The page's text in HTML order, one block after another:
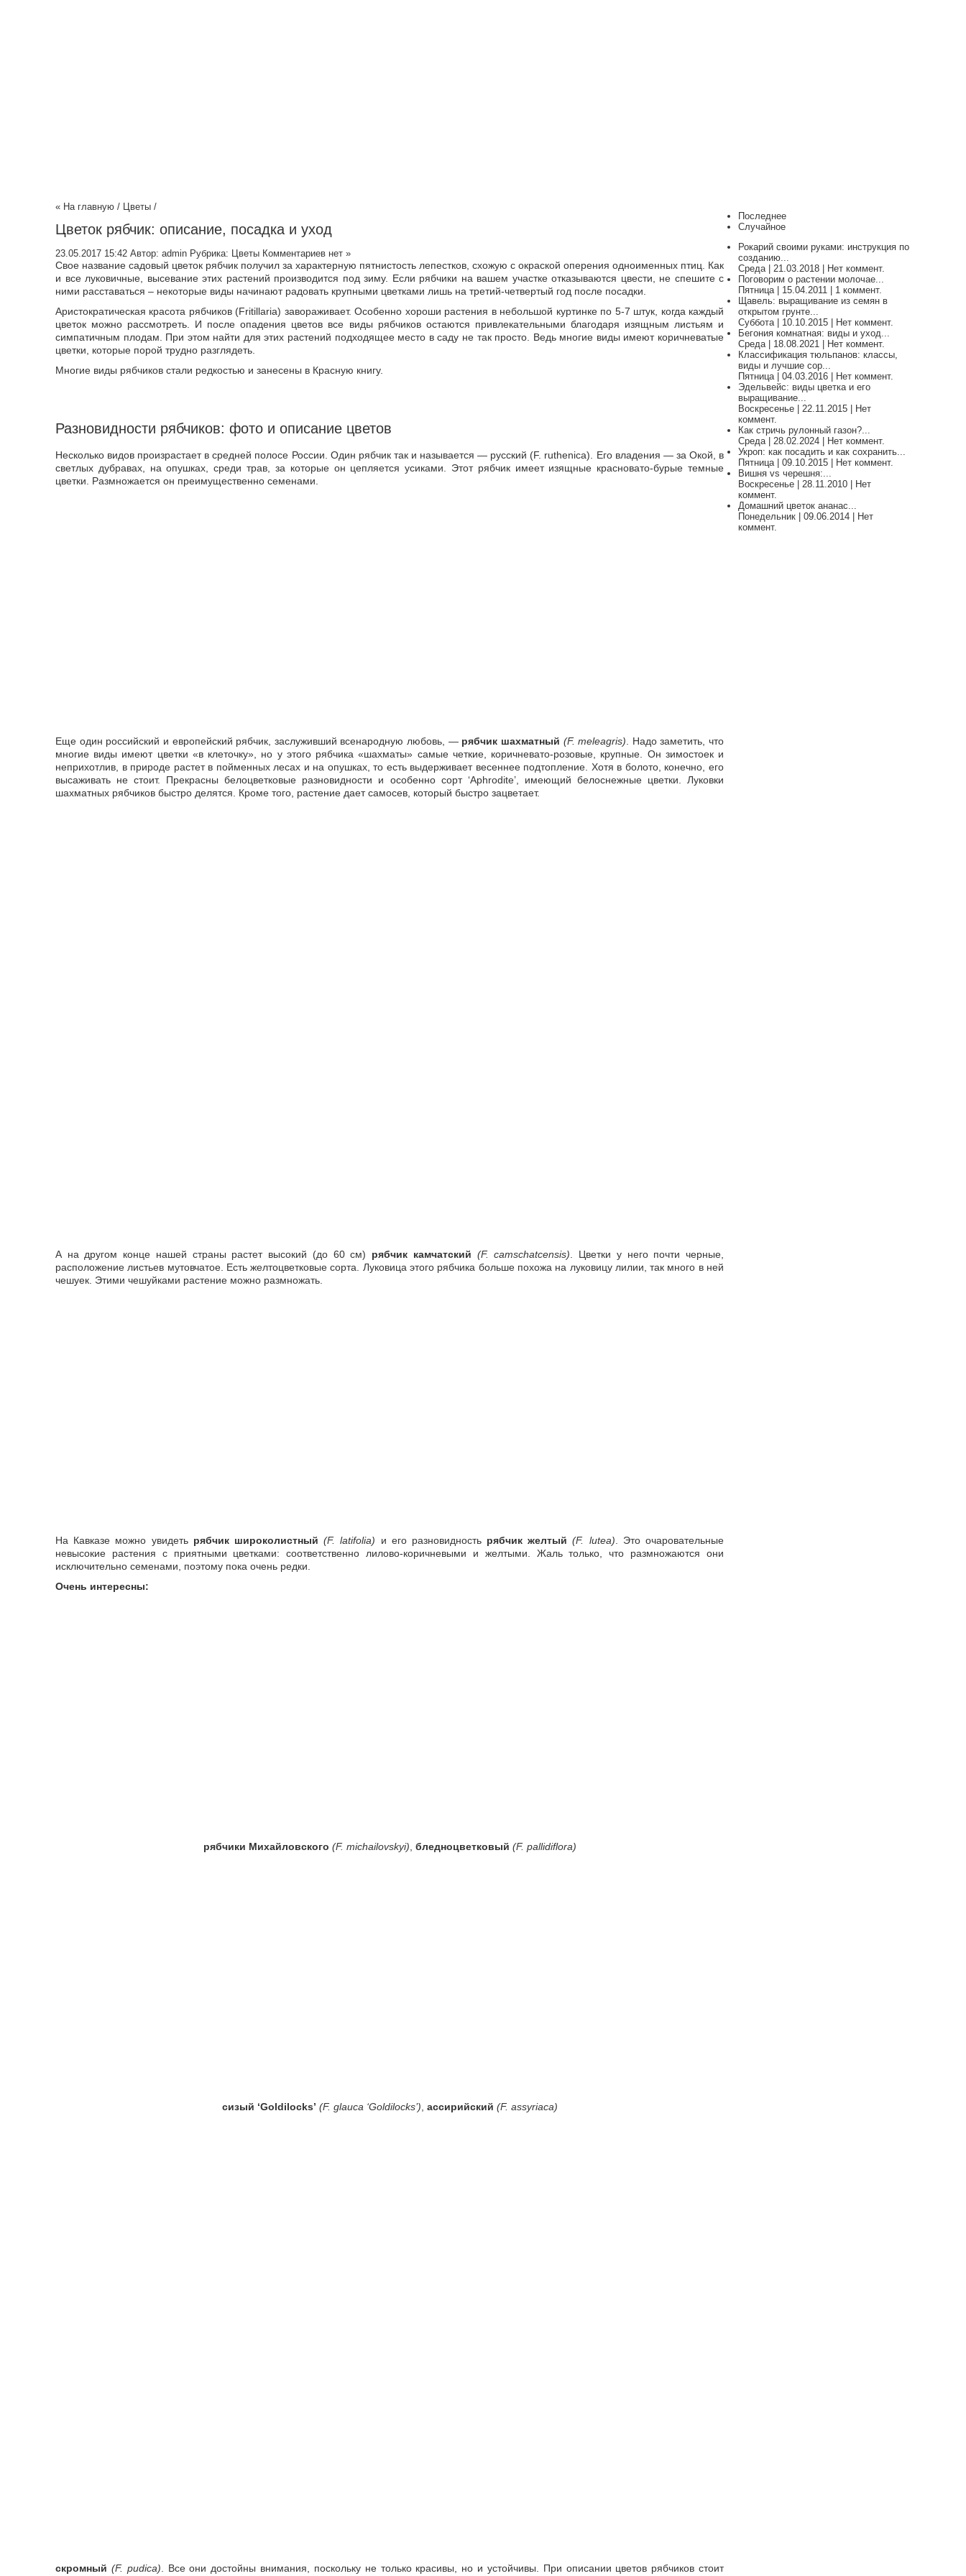
« На главную / Цветы /
Цветок рябчик: описание, посадка и уход
23.05.2017 15:42 Автор: admin Рубрика: Цветы Комментариев нет »
Свое название садовый цветок рябчик получил за характерную пятнистость лепестков, схожую с окраской оперения одноименных птиц. Как
и все луковичные, высевание этих растений производится под зиму. Если рябчики на вашем участке отказываются цвести, не спешите с
ними расставаться – некоторые виды начинают радовать крупными цветками лишь на третий-четвертый год после посадки.
Аристократическая красота рябчиков (Fritillaria) завораживает. Особенно хороши растения в небольшой куртинке по 5-7 штук, когда каждый
цветок можно рассмотреть. И после опадения цветов все виды рябчиков остаются привлекательными благодаря изящным листьям и
симпатичным плодам. При этом найти для этих растений подходящее место в саду не так просто. Ведь многие виды имеют коричневатые
цветки, которые порой трудно разглядеть.
Многие виды рябчиков стали редкостью и занесены в Красную книгу.
Разновидности рябчиков: фото и описание цветов
Несколько видов произрастает в средней полосе России. Один рябчик так и называется — русский (F. ruthenica). Его владения — за Окой, в
светлых дубравах, на опушках, среди трав, за которые он цепляется усиками. Этот рябчик имеет изящные красновато-бурые темные
цветки. Размножается он преимущественно семенами.
Еще один российский и европейский рябчик, заслуживший всенародную любовь, — рябчик шахматный (F. meleagris). Надо заметить, что
многие виды имеют цветки «в клеточку», но у этого рябчика «шахматы» самые четкие, коричневато-розовые, крупные. Он зимостоек и
неприхотлив, в природе растет в пойменных лесах и на опушках, то есть выдерживает весеннее подтопление. Хотя в болото, конечно, его
высаживать не стоит. Прекрасны белоцветковые разновидности и особенно сорт ‘Aphrodite’, имеющий белоснежные цветки. Луковки
шахматных рябчиков быстро делятся. Кроме того, растение дает самосев, который быстро зацветает.
А на другом конце нашей страны растет высокий (до 60 см) рябчик камчатский (F. camschatcensis). Цветки у него почти черные,
расположение листьев мутовчатое. Есть желтоцветковые сорта. Луковица этого рябчика больше похожа на луковицу лилии, так много в ней
чешуек. Этими чешуйками растение можно размножать.
На Кавказе можно увидеть рябчик широколистный (F. latifolia) и его разновидность рябчик желтый (F. lutea). Это очаровательные
невысокие растения с приятными цветками: соответственно лилово-коричневыми и желтыми. Жаль только, что размножаются они
исключительно семенами, поэтому пока очень редки.
Очень интересны:
рябчики Михайловского (F. michailovskyi), бледноцветковый (F. pallidiflora)
сизый ‘Goldilocks’ (F. glauca ‘Goldilocks’), ассирийский (F. assyriaca)
скромный (F. pudica). Все они достойны внимания, поскольку не только красивы, но и устойчивы. При описании цветов рябчиков стоит
Последнее
Случайное
Рокарий своими руками: инструкция по
созданию...
Среда | 21.03.2018 | Нет коммент.
Поговорим о растении молочае...
Пятница | 15.04.2011 | 1 коммент.
Щавель: выращивание из семян в
открытом грунте...
Суббота | 10.10.2015 | Нет коммент.
Бегония комнатная: виды и уход...
Среда | 18.08.2021 | Нет коммент.
Классификация тюльпанов: классы,
виды и лучшие сор...
Пятница | 04.03.2016 | Нет коммент.
Эдельвейс: виды цветка и его
выращивание...
Воскресенье | 22.11.2015 | Нет
коммент.
Как стричь рулонный газон?...
Среда | 28.02.2024 | Нет коммент.
Укроп: как посадить и как сохранить...
Пятница | 09.10.2015 | Нет коммент.
Вишня vs черешня:...
Воскресенье | 28.11.2010 | Нет
коммент.
Домашний цветок ананас...
Понедельник | 09.06.2014 | Нет
коммент.